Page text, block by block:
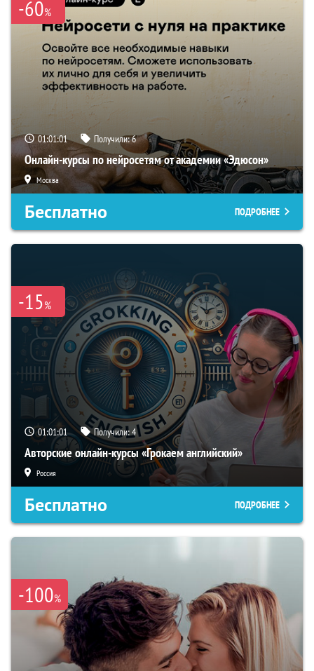
-60%
01:01:00 Получили:6
Онлайн-курсы по нейросетям от академии «Эдюсон»
Москва
Бесплатно ПОДРОБНЕЕ
-15%
01:01:00 Получили:4
Авторские онлайн-курсы «Грокаем английский»
Россия
Бесплатно ПОДРОБНЕЕ
-100%